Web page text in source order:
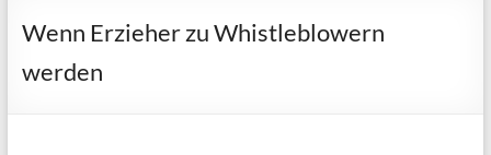
Wenn Erzieher zu Whistleblowern
werden